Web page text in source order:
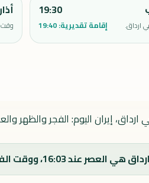
ارداق.
19:30
إقامة تقديرية:19:40 وقت
إيران اليوم: الفجر والظهر
16:03، ووقت الفجر اليوم 03:47.